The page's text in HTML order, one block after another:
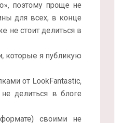
поэтому проще не
для всех, в конце
не стоит делиться в
которые я публикую
от LookFantastic,
не делиться в блоге
своими не